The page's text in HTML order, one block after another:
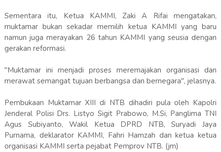
Sementara itu, Ketua KAMMI, Zaki A Rifai mengatakan,
muktamar bukan sekadar memilih ketua KAMMI yang baru
namun juga merayakan 26 tahun KAMMI yang seusia dengan
gerakan reformasi.
"Muktamar ini menjadi proses meremajakan organisasi dan
merawat semangat tujuan berbangsa dan bernegara", jelasnya.
Pembukaan Muktamar XIII di NTB dihadiri pula oleh Kapolri
Jenderal Polisi Drs. Listyo Sigit Prabowo, M.Si, Panglima TNI
Agus Subiyanto, Wakil Ketua DPRD NTB, Suryadi Jaya
Purnama, deklarator KAMMI, Fahri Hamzah dan ketua ketua
organisasi KAMMI serta pejabat Pemprov NTB. (jm)